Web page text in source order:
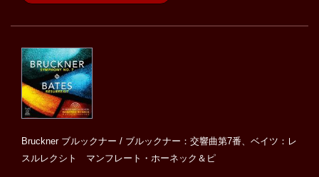
Bruckner ブルックナー / ブルックナー：交響曲第7番、ベイツ：レ
スルレクシト マンフレート・ホーネック＆ピ